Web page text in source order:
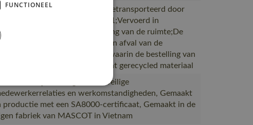
productie naar magazijnen getransporteerd door
met ISO 14001;Vervoerd in
met maximale benutting van de ruimte;De
is gemaakt van afval van de
verpakking waarin de bestelling van
is gemaakt van of bevat gerecycled materiaal
het bewijs is van goede en veilige
en werkomstandigheden, Gemaakt
productie met een SA8000-certificaat, Gemaakt in de
fabriek van MASCOT in Vietnam
FUNCTIONEEL